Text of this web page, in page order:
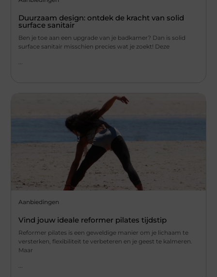
Duurzaam design: ontdek de kracht van solid
surface sanitair
Ben je toe aan een upgrade van je badkamer? Dan is solid
surface sanitair misschien precies wat je zoekt! Deze
Aanbiedingen
Vind jouw ideale reformer pilates tijdstip
Reformer pilates is een geweldige manier om je lichaam te
versterken, flexibiliteit te verbeteren en je geest te kalmeren.
Maar
...